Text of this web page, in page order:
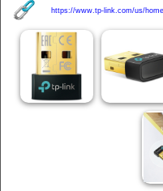
https://www.tp-link.com/us/